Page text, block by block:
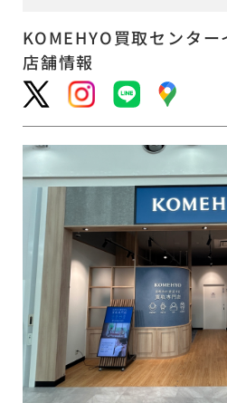
KOMEHYO買取センタ
店舗情報